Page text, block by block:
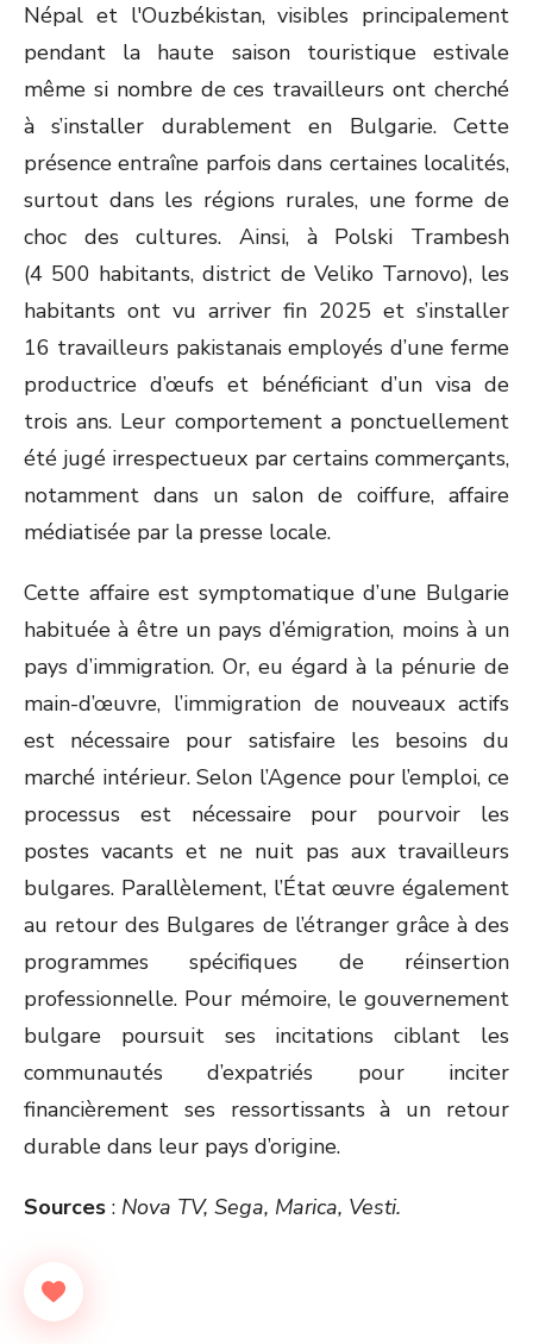
Népal et l'Ouzbékistan, visibles principalement
pendant la haute saison touristique estivale
même si nombre de ces travailleurs ont cherché
à s’installer durablement en Bulgarie. Cette
présence entraîne parfois dans certaines localités,
surtout dans les régions rurales, une forme de
choc des cultures. Ainsi, à Polski Trambesh
(4 500 habitants, district de Veliko Tarnovo), les
habitants ont vu arriver fin 2025 et s’installer
16 travailleurs pakistanais employés d’une ferme
productrice d’œufs et bénéficiant d’un visa de
trois ans. Leur comportement a ponctuellement
été jugé irrespectueux par certains commerçants,
notamment dans un salon de coiffure, affaire
médiatisée par la presse locale.
Cette affaire est symptomatique d’une Bulgarie
habituée à être un pays d’émigration, moins à un
pays d’immigration. Or, eu égard à la pénurie de
main-d’œuvre, l’immigration de nouveaux actifs
est nécessaire pour satisfaire les besoins du
marché intérieur. Selon l’Agence pour l’emploi, ce
processus est nécessaire pour pourvoir les
postes vacants et ne nuit pas aux travailleurs
bulgares. Parallèlement, l’État œuvre également
au retour des Bulgares de l’étranger grâce à des
programmes spécifiques de réinsertion
professionnelle. Pour mémoire, le gouvernement
bulgare poursuit ses incitations ciblant les
communautés d’expatriés pour inciter
financièrement ses ressortissants à un retour
durable dans leur pays d’origine.
Sources : Nova TV, Sega, Marica, Vesti.